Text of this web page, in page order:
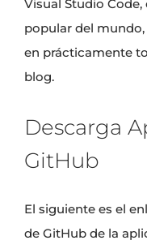
Visual Studio
popular del
en prácticamente
blog.
Descarga
GitHub
El siguiente es el
de GitHub de la